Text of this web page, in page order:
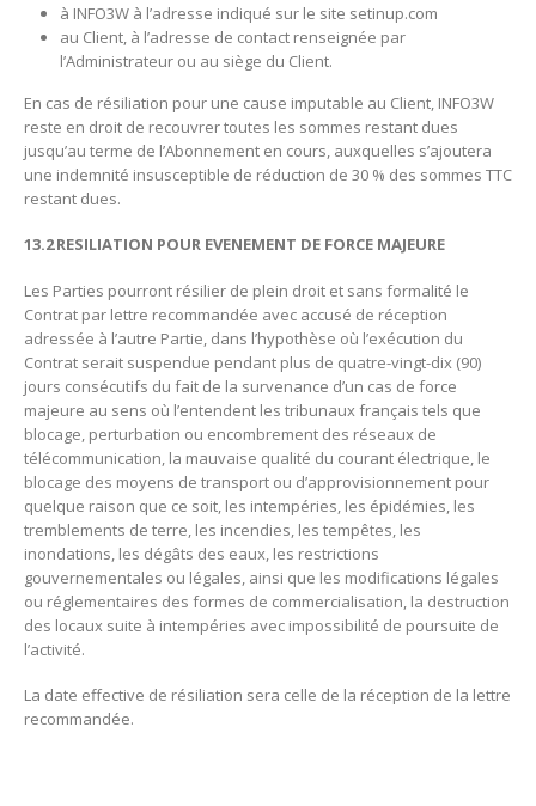
à INFO3W à l’adresse indiqué sur le site setinup.com
au Client, à l’adresse de contact renseignée par
l’Administrateur ou au siège du Client.
En cas de résiliation pour une cause imputable au Client, INFO3W
reste en droit de recouvrer toutes les sommes restant dues
jusqu’au terme de l’Abonnement en cours, auxquelles s’ajoutera
une indemnité insusceptible de réduction de 30 % des sommes TTC
restant dues.
13.2 RESILIATION POUR EVENEMENT DE FORCE MAJEURE‌
Les Parties pourront résilier de plein droit et sans formalité le
Contrat par lettre recommandée avec accusé de réception
adressée à l’autre Partie, dans l’hypothèse où l’exécution du
Contrat serait suspendue pendant plus de quatre-vingt-dix (90)
jours consécutifs du fait de la survenance d’un cas de force
majeure au sens où l’entendent les tribunaux français tels que
blocage, perturbation ou encombrement des réseaux de
télécommunication, la mauvaise qualité du courant électrique, le
blocage des moyens de transport ou d’approvisionnement pour
quelque raison que ce soit, les intempéries, les épidémies, les
tremblements de terre, les incendies, les tempêtes, les
inondations, les dégâts des eaux, les restrictions
gouvernementales ou légales, ainsi que les modifications légales
ou réglementaires des formes de commercialisation, la destruction
des locaux suite à intempéries avec impossibilité de poursuite de
l’activité.
La date effective de résiliation sera celle de la réception de la lettre
recommandée.